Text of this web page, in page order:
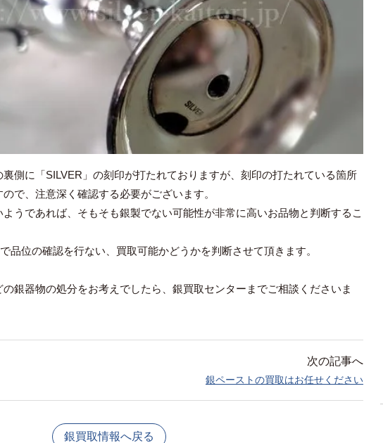
側に「SILVER」の刻印が打たれておりますが、刻印の打たれている箇所
で、注意深く確認する必要がございます。
うであれば、そもそも銀製でない可能性が非常に高いお品物と判断するこ
品位の確認を行ない、買取可能かどうかを判断させて頂きます。
銀器物の処分をお考えでしたら、銀買取センターまでご相談くださいま
次の記事へ
銀ペーストの買取はお任せください
銀買取情報へ戻る